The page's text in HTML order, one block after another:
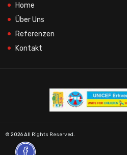
Home
Über Uns
Referenzen
Kontakt
© 2026 All Rights Reserved.